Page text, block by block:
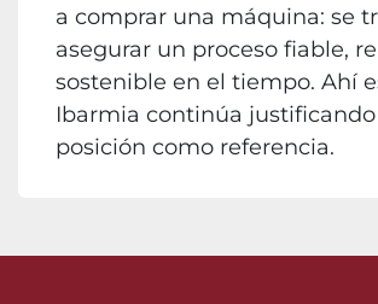
a comprar una máquina: se
asegurar un proceso fiable,
sostenible en el tiempo. Ahí
Ibarmia continúa justificando
posición como referencia.